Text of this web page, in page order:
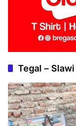
Tegal – Slawi